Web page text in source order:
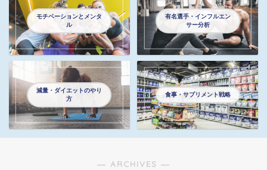
モチベーションとメンタ
ル
有名選手・インフルエン
サー分析
減量・ダイエットのやり
方
食事・サプリメント戦略
― ARCHIVES ―